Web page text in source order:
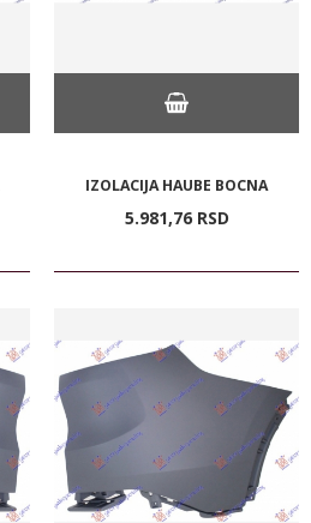
IZOLACIJA HAUBE BOCNA
5.981,76 RSD